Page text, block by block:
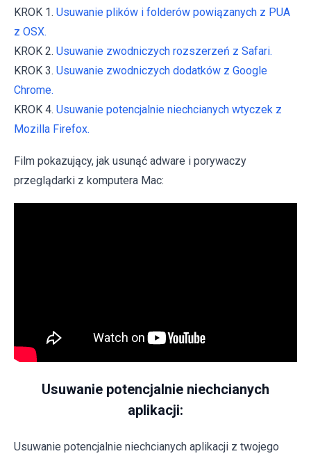
KROK 1. Usuwanie plików i folderów powiązanych z PUA
z OSX.
KROK 2. Usuwanie zwodniczych rozszerzeń z Safari.
KROK 3. Usuwanie zwodniczych dodatków z Google
Chrome.
KROK 4. Usuwanie potencjalnie niechcianych wtyczek z
Mozilla Firefox.
Film pokazujący, jak usunąć adware i porywaczy
przeglądarki z komputera Mac:
Usuwanie potencjalnie niechcianych
aplikacji:
Usuwanie potencjalnie niechcianych aplikacji z twojego